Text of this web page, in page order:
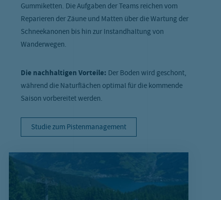
Gummiketten. Die Aufgaben der Teams reichen vom
Reparieren der Zäune und Matten über die Wartung der
Schneekanonen bis hin zur Instandhaltung von
Wanderwegen.
Die nachhaltigen Vorteile: Der Boden wird geschont,
während die Naturflächen optimal für die kommende
Saison vorbereitet werden.
Studie zum Pistenmanagement